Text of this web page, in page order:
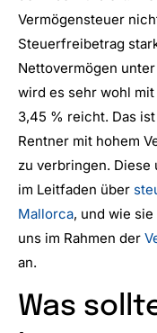
Vermögensteuer
Steuerfreibetrag
Nettovermögen
wird es sehr wohl
3,45 % reicht. Das
Rentner mit hohem
zu verbringen.
im Leitfaden über
Mallorca, und wie
uns im Rahmen der
an.
Was